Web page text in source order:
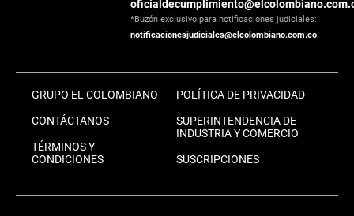
*Buzón exclusivo para notificaciones judiciales:
notificacionesjudiciales@elcolombiano.com.co
GRUPO EL COLOMBIANO
CONTÁCTANOS
TÉRMINOS Y
CONDICIONES
POLÍTICA DE PRIVACIDAD
SUPERINTENDENCIA DE
INDUSTRIA Y COMERCIO
SUSCRIPCIONES